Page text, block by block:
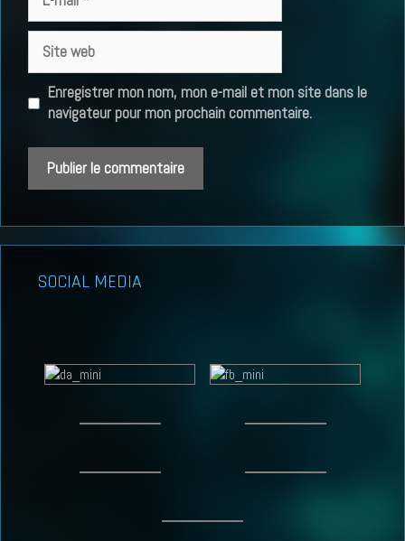
mail
web
Enregistrer mon nom, mon e-mail et mon site dans le
navigateur pour mon prochain commentaire.
SOCIAL MEDIA